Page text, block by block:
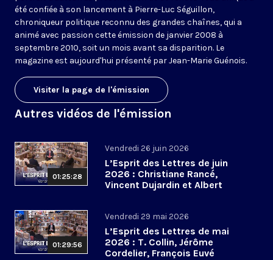
été confiée à son lancement à Pierre-Luc Séguillon,
chroniqueur politique reconnu des grandes chaînes, qui a
animé avec passion cette émission de janvier 2008 à
septembre 2010, soit un mois avant sa disparition. Le
magazine est aujourd'hui présenté par Jean-Marie Guénois.
Visiter la page de l'émission
Autres vidéos de l'émission
01:25:28
Vendredi 26 juin 2026
L’Esprit des Lettres de juin
2026 : Christiane Rancé,
Vincent Dujardin et Albert
01:29:56
Vendredi 29 mai 2026
L’Esprit des Lettres de mai
2026 : T. Collin, Jérôme
Cordelier, François Euvé